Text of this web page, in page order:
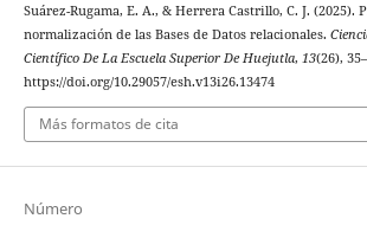
Suárez-Rugama, E. A., & Herrera Castrillo, C. J. (2025).
normalización de las Bases de Datos relacionales.
Científico De La Escuela Superior De Huejutla, 13(26),
https://doi.org/10.29057/esh.v13i26.13474
Más formatos de cita
Número